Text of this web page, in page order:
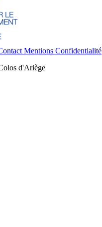
Mentions Confidentialité
d'Ariège